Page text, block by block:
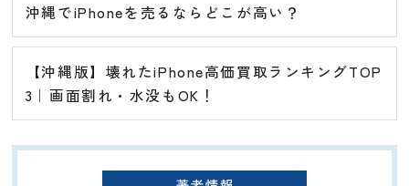
沖縄でiPhoneを売るならどこが高い？
【沖縄版】壊れたiPhone高価買取ランキングTOP
3｜画面割れ・水没もOK！